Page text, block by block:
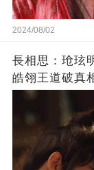
2024/08/02
長相思：玱玹
皓翎王道破真